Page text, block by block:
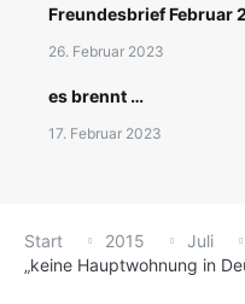
Freundesbrief Februar
26. Februar 2023
es brennt …
17. Februar 2023
Start 2015 Juli
„keine Hauptwohnung in